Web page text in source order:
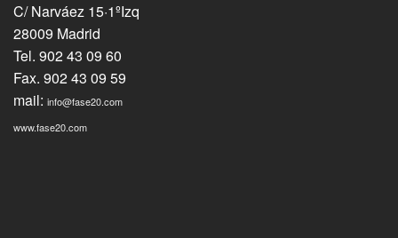
C/ Narváez 15·1ºIzq
28009 Madrid
Tel. 902 43 09 60
Fax. 902 43 09 59
mail: info@fase20.com
www.fase20.com